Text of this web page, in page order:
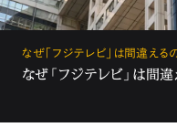
なぜ「フジテレビ」は間違える
なぜ「フジテレビ」は間